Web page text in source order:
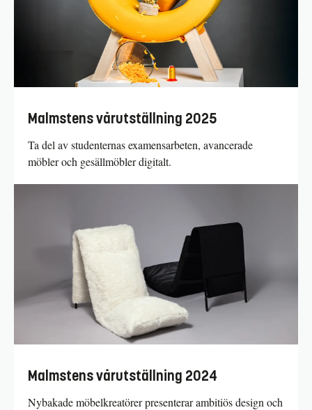
Malmstens vårutställning 2025
Ta del av studenternas examensarbeten, avancerade
möbler och gesällmöbler digitalt.
Malmstens vårutställning 2024
Nybakade möbelkreatörer presenterar ambitiös design och